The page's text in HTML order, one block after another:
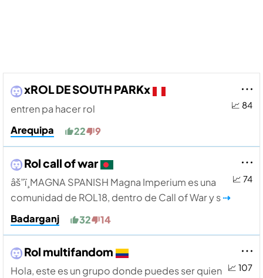
📈 84
xROL DE SOUTH PARKx
entren pa hacer rol
Arequipa
22 9
📈 74
Rol call of war
âš”ï¸MAGNA SPANISH Magna Imperium es una
comunidad de ROL18, dentro de Call of War y s⇢
Badarganj
32 14
📈 107
Rol multifandom
Hola, este es un grupo donde puedes ser quien